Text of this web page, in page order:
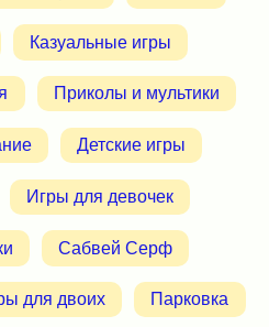
Казуальные игры
Приколы и мультики
Детские игры
Игры для девочек
Сабвей Серф
для двоих Парковка